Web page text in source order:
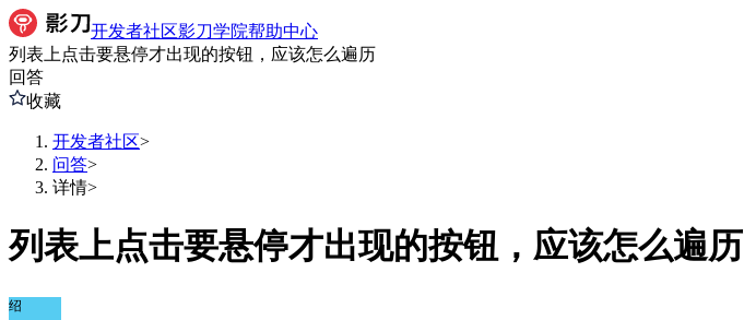
开发者社区影刀学院帮助中心
列表上点击要悬停才出现的按钮，应该怎么遍历
回答
收藏
开发者社区>
问答>
详情>
列表上点击要悬停才出现的按钮，应该怎么遍历
绍